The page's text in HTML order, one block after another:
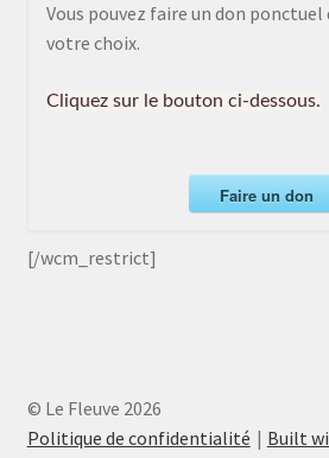
Vous pouvez faire un don
votre choix.
Cliquez sur le bouton ci-dessous.
Faire un don
[/wcm_restrict]
© Le Fleuve 2026
Politique de confidentialité
Built